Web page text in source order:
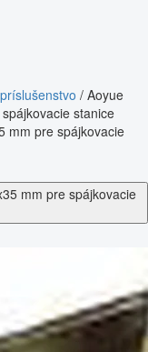
/ Aoyue
stanice